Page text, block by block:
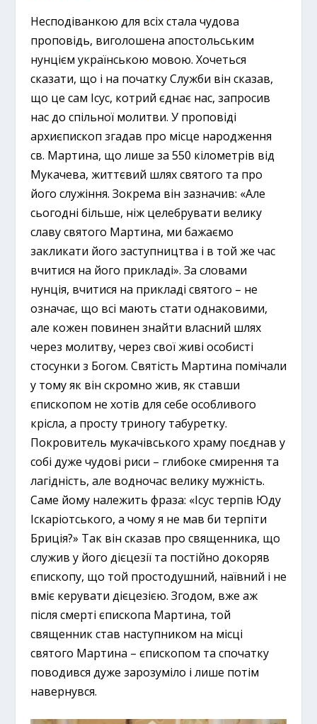
Несподіванкою для всіх стала чудова
проповідь, виголошена апостольським
нунцієм українською мовою. Хочеться
сказати, що і на початку Служби він сказав,
що це сам Ісус, котрий єднає нас, запросив
нас до спільної молитви. У проповіді
архиєпископ згадав про місце народження
св. Мартина, що лише за 550 кілометрів від
Мукачева, життєвий шлях святого та про
його служіння. Зокрема він зазначив: «Але
сьогодні більше, ніж целебрувати велику
славу святого Мартина, ми бажаємо
закликати його заступництва і в той же час
вчитися на його прикладі». За словами
нунція, вчитися на прикладі святого – не
означає, що всі мають стати однаковими,
але кожен повинен знайти власний шлях
через молитву, через свої живі особисті
стосунки з Богом. Святість Мартина помічали
у тому як він скромно жив, як ставши
єпископом не хотів для себе особливого
крісла, а просту триногу табуретку.
Покровитель мукачівського храму поєднав у
собі дуже чудові риси – глибоке смирення та
лагідність, але водночас велику мужність.
Саме йому належить фраза: «Ісус терпів Юду
Іскаріотського, а чому я не мав би терпіти
Бриція?» Так він сказав про священника, що
служив у його дієцезії та постійно докоряв
єпископу, що той простодушний, наївний і не
вміє керувати дієцезією. Згодом, вже аж
після смерті єпископа Мартина, той
священник став наступником на місці
святого Мартина – єпископом та спочатку
поводився дуже зарозуміло і лише потім
навернувся.